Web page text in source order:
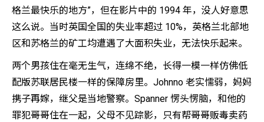
格兰最快乐的地方”，但在影片中的 1994 年，没人好意思
这么说。当时英国全国的失业率超过 10%，英格兰北部地
区和苏格兰的矿工均遭遇了大面积失业，无法快乐起来。
两个男孩住在毫无生气，连绵不绝，长得一模一样仿佛低
配版苏联居民楼一样的保障房里。Johnno 老实懦弱，妈妈
携子再嫁，继父是当地警察。Spanner 愣头愣脑，和他的
罪犯哥哥住在一起，父母不见踪影，只有帮哥哥贩毒卖药